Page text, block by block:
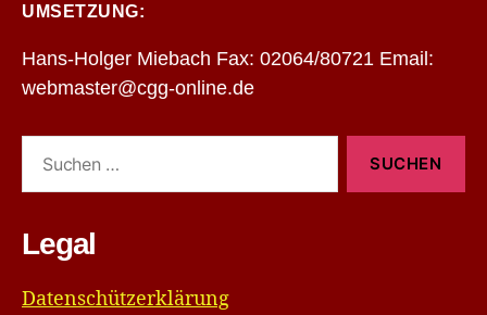
UMSETZUNG:
Hans-Holger Miebach Fax: 02064/80721 Email:
webmaster@cgg-online.de
nach:
Legal
Datenschützerklärung